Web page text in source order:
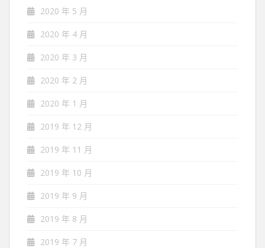
2020 年 5 月
2020 年 4 月
2020 年 3 月
2020 年 2 月
2020 年 1 月
2019 年 12 月
2019 年 11 月
2019 年 10 月
2019 年 9 月
2019 年 8 月
2019 年 7 月